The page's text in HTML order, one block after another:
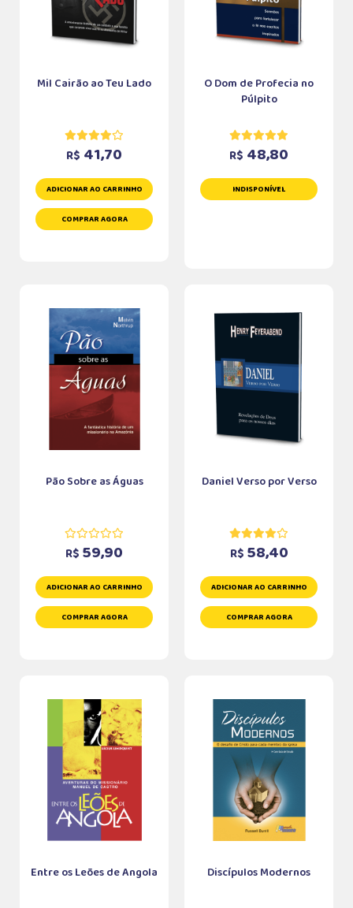
Mil Cairão ao Teu Lado
R$ 41,70
ADICIONAR AO CARRINHO
COMPRAR AGORA
O Dom de Profecia no
Púlpito
R$ 48,80
INDISPONÍVEL
Pão Sobre as Águas
R$ 59,90
ADICIONAR AO CARRINHO
COMPRAR AGORA
Daniel Verso por Verso
R$ 58,40
ADICIONAR AO CARRINHO
COMPRAR AGORA
Entre os Leões de Angola Discípulos Modernos